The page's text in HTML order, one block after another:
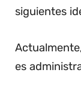
siguientes
es